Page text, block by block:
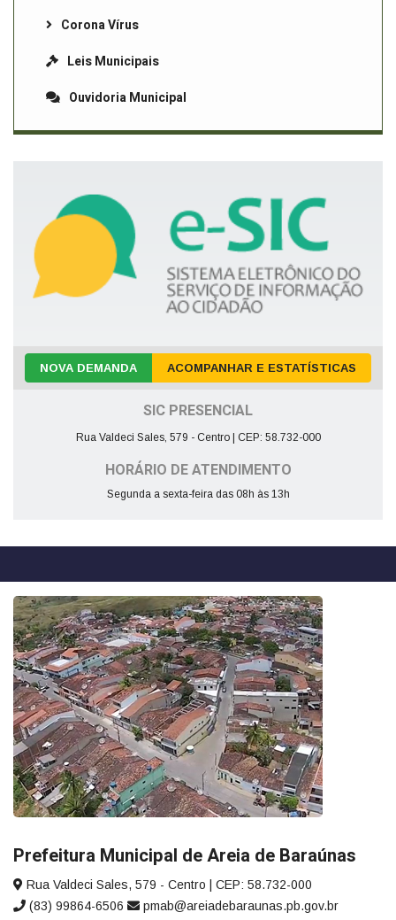
Corona Vírus
Leis Municipais
Ouvidoria Municipal
NOVA DEMANDA ACOMPANHAR E ESTATÍSTICAS
SIC PRESENCIAL
Rua Valdeci Sales, 579 - Centro | CEP: 58.732-000
HORÁRIO DE ATENDIMENTO
Segunda a sexta-feira das 08h às 13h
Prefeitura Municipal de Areia de Baraúnas
Rua Valdeci Sales, 579 - Centro | CEP: 58.732-000
(83) 99864-6506
pmab@areiadebaraunas.pb.gov.br